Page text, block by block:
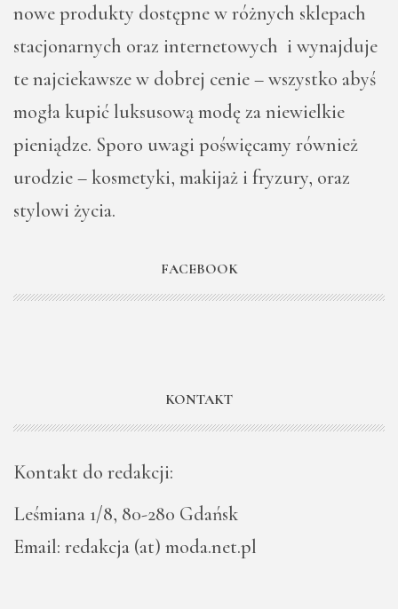
nowe produkty dostępne w różnych sklepach
stacjonarnych oraz internetowych i wynajduje
te najciekawsze w dobrej cenie – wszystko abyś
mogła kupić luksusową modę za niewielkie
pieniądze. Sporo uwagi poświęcamy również
urodzie – kosmetyki, makijaż i fryzury, oraz
stylowi życia.
FACEBOOK
KONTAKT
Kontakt do redakcji:
Leśmiana 1/8, 80-280 Gdańsk
Email: redakcja (at) moda.net.pl